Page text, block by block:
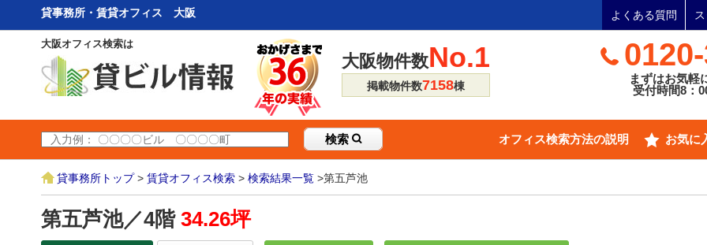
貸事務所・賃貸オフィス 大阪 よくある質問
大阪オフィス検索は
大阪物件数No.1
掲載物件数7158棟
まずはお気軽
受付時間8：
検索 オフィス検索方法の説明 お気に
貸事務所トップ> 賃貸オフィス検索 > 検索結果一覧 >第五芦池
第五芦池／4階 34.26坪